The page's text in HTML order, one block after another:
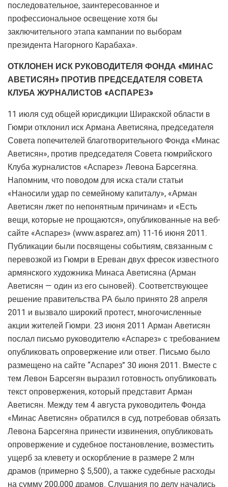
последовательное, заинтересованное и
профессиональное освещение хотя бы
заключительного этапа кампании по выборам
президента Нагорного Карабаха».
ОТКЛОНЕН ИСК РУКОВОДИТЕЛЯ ФОНДА «МИНАС
АВЕТИСЯН» ПРОТИВ ПРЕДСЕДАТЕЛЯ СОВЕТА
КЛУБА ЖУРНАЛИСТОВ «АСПАРЕЗ»
11 июля суд общей юрисдикции Ширакской области в
Гюмри отклонил иск Армана Аветисяна, председателя
Совета попечителей благотворительного Фонда «Минас
Аветисян», против председателя Совета гюмрийского
Клуба журналистов «Аспарез» Левона Барсегяна.
Напомним, что поводом для иска стали статьи
«Наносили удар по семейному капиталу», «Арман
Аветисян лжет по непонятным причинам» и «Есть
вещи, которые не прощаются», опубликованные на веб-
сайте «Аспарез» (www.asparez.am) 11-16 июня 2011.
Публикации были посвящены событиям, связанным с
перевозкой из Гюмри в Ереван двух фресок известного
армянского художника Минаса Аветисяна (Арман
Аветисян — один из его сыновей). Соответствующее
решение правительства РА было принято 28 апреля
2011 и вызвало широкий протест, многочисленные
акции жителей Гюмри. 23 июня 2011 Арман Аветисян
послал письмо руководителю «Аспарез» с требованием
опубликовать опровержение или ответ. Письмо было
размещено на сайте “Аспарез” 30 июня 2011. Вместе с
тем Левон Барсегян выразил готовность опубликовать
текст опровержения, который представит Арман
Аветисян. Между тем 4 августа руководитель Фонда
«Минас Аветисян» обратился в суд, потребовав обязать
Левона Барсегяна принести извинения, опубликовать
опровержение и судебное постановление, возместить
ущерб за клевету и оскорбление в размере 2 млн
драмов (примерно $ 5,500), а также судебные расходы
на сумму 200,000 драмов. Слушания по делу начались